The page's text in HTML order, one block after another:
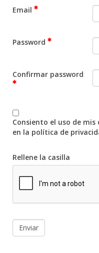
Email
Password
Confirmar password
Consiento el uso de
en la política de
Rellene la casilla